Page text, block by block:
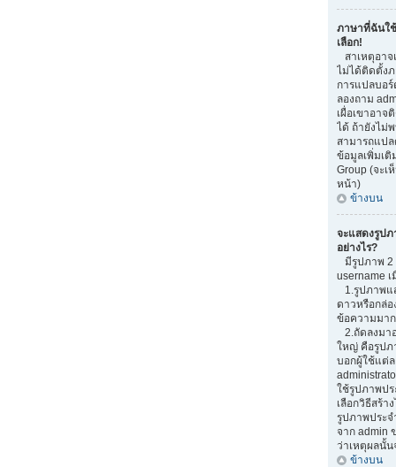
ภาษาที่ฉันใ
เลือก!
สาเหตุอาจ
ไม่ได้ติดตั้ง
การแปลบอ
ลองถาม
เผื่อเขาอา
ได้ ถ้ายังไม่
สามารถแป
ข้อมูลเพิ่มเติ
Group (จะเ
หน้า)
ข้างบน
จะแสดงรูป
อย่างไร?
มีรูปภาพ 2
username
1.รูปภาพแ
ดาวหรือกล่
ข้อความมา
2.ถัดลงมา
ใหญ่ คือรูปภ
บอกผู้ใช้แต่
ใช้รูปภาพป
เลือกวิธีสร้า
รูปภาพประ
จาก admin
ว่าเหตุผลนั้
ข้างบน